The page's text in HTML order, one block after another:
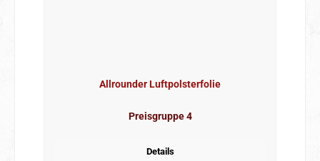
Allrounder Luftpolsterfolie
Preisgruppe 4
Details